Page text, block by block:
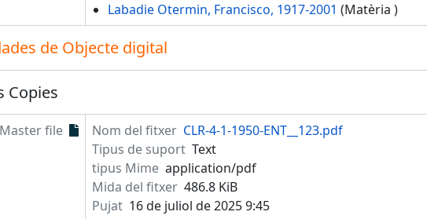
Labadie Otermin, Francisco, 1917-2001 (Matèria )
de Objecte digital
Copies
Master file Nom del fitxer CLR-4-1-1950-ENT__123.pdf
Tipus de suport Text
tipus Mime application/pdf
Mida del fitxer 486.8 KiB
Pujat 16 de juliol de 2025 9:45